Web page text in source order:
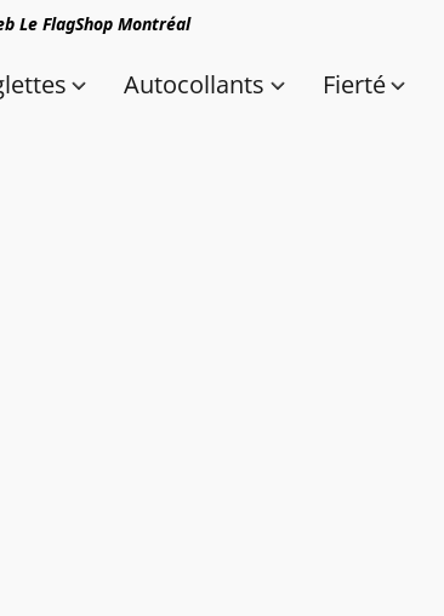
Le FlagShop Montréal
Autocollants Fierté